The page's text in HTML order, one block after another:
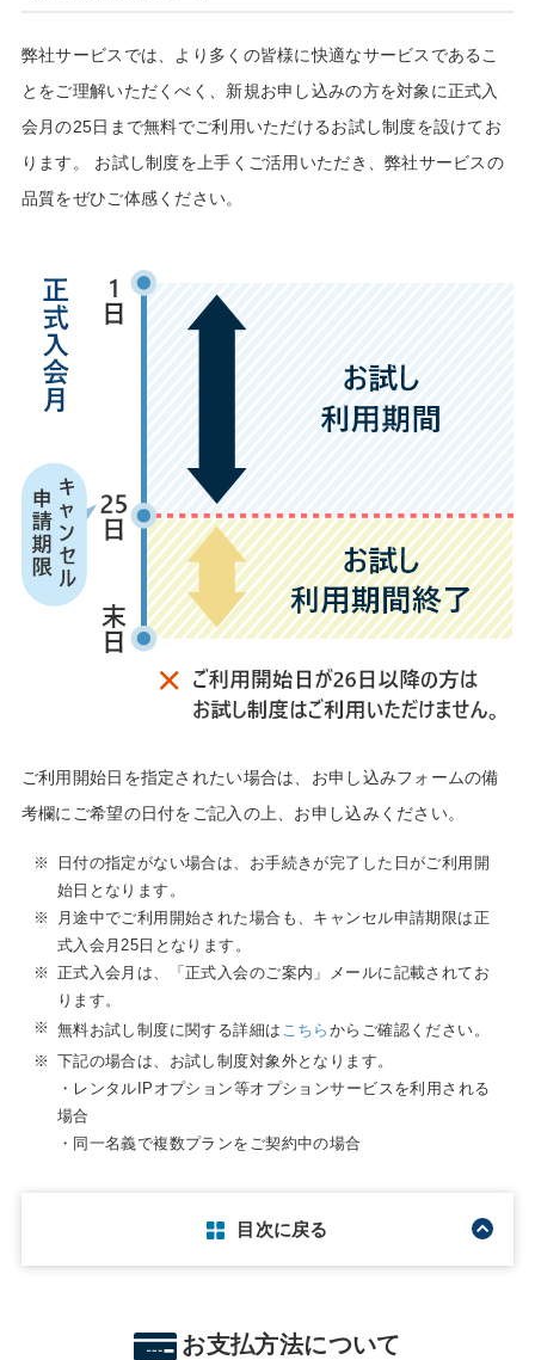
弊社サービスでは、より多くの皆様に快適なサービスであるこ
とをご理解いただくべく、新規お申し込みの方を対象に正式入
会月の25日まで無料でご利用いただけるお試し制度を設けてお
ります。 お試し制度を上手くご活用いただき、弊社サービスの
品質をぜひご体感ください。
ご利用開始日を指定されたい場合は、お申し込みフォームの備
考欄にご希望の日付をご記入の上、お申し込みください。
※
日付の指定がない場合は、お手続きが完了した日がご利用開
始日となります。
※
月途中でご利用開始された場合も、キャンセル申請期限は正
式入会月25日となります。
※ 正式入会月は、「正式入会のご案内」メールに記載されてお
ります。
※ 無料お試し制度に関する詳細は こちら からご確認ください。
※ 下記の場合は、お試し制度対象外となります。
・レンタルIPオプション等オプションサービスを利用される
場合
・同一名義で複数プランをご契約中の場合
目次に戻る
お支払方法について